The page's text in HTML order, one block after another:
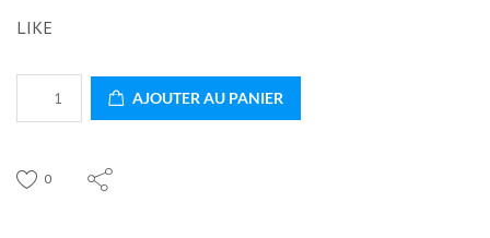
LIKE
Villa
AJOUTER AU PANIER
0